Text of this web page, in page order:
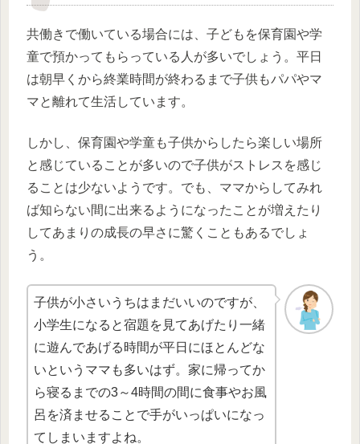
共働きで働いている場合には、子どもを保育園や学
童で預かってもらっている人が多いでしょう。平日
は朝早くから終業時間が終わるまで子供もパパやマ
マと離れて生活しています。
しかし、保育園や学童も子供からしたら楽しい場所
と感じていることが多いので子供がストレスを感じ
ることは少ないようです。でも、ママからしてみれ
ば知らない間に出来るようになったことが増えたり
してあまりの成長の早さに驚くこともあるでしょ
う。
子供が小さいうちはまだいいのですが、
小学生になると宿題を見てあげたり一緒
に遊んであげる時間が平日にほとんどな
いというママも多いはず。家に帰ってか
ら寝るまでの3～4時間の間に食事やお風
呂を済ませることで手がいっぱいになっ
てしまいますよね。